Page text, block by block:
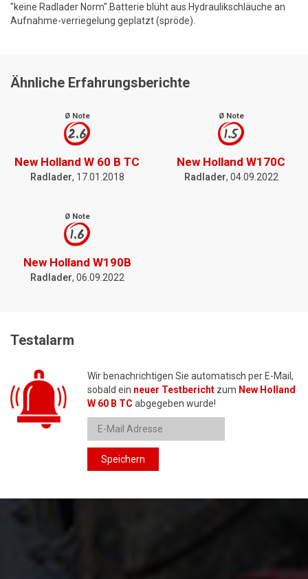
"keine Radlader Norm".Batterie blüht aus.Hydraulikschläuche an
Aufnahme-verriegelung geplatzt (spröde).
Ähnliche Erfahrungsberichte
Ø Note
2.6
New Holland W 60 B TC
Radlader, 17.01.2018
Ø Note
1.5
New Holland W170C
Radlader, 04.09.2022
Ø Note
1.6
New Holland W190B
Radlader, 06.09.2022
Testalarm
Wir benachrichtigen Sie automatisch per E-Mail,
sobald ein neuer Testbericht zum New Holland
W 60 B TC abgegeben wurde!
Speichern